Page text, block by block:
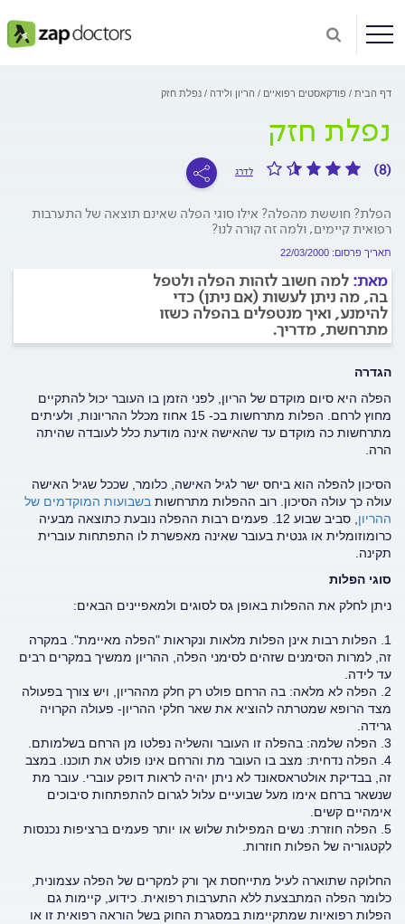
דף הבית פודקאסטים רפואיים הריון ולידה נפלת חזק
נפלת חזק
(8) לדרג
הפלת? חוששת מהפלה? אילו סוגי הפלה שאינם תוצאה של התערבות
רפואית קיימים, ולמה זה קורה לנו?
תאריך פרסום: 22/03/2000
מאת: למה חשוב לזהות הפלה ולטפל
בה, מה ניתן לעשות (אם ניתן) כדי
להימנע, ואיך מנטפלים בהפלה כשזו
מתרחשת, מדריך.
הגדרה
הפלה היא סיום מוקדם של הריון, לפני הזמן בו העובר יכול להתקיים
מחוץ לרחם. הפלות מתרחשות בכ- 15 אחוז מכלל ההריונות, ולעיתים
מתרחשות כה מוקדם עד שהאישה אינה מודעת כלל לעובדה שהיתה
הרה.
הסיכון להפלה הוא ביחס ישר לגיל האישה, כלומר, שככל שגיל האישה
עולה כך עולה הסיכון. רוב ההפלות מתרחשות בשבועות המוקדמים של
ההריון
, סביב שבוע 12. פעמים רבות ההפלה נובעת כתוצאה מבעיה
כרומוזומלית או גנטית בעובר שאינה מאפשרת לו התפתחות עוברית
תקינה.
סוגי הפלות
ניתן לחלק את ההפלות באופן גס לסוגים ולמאפיינים הבאים:
1. הפלות רבות אינן הפלות מלאות ונקראות "הפלה מאיימת". במקרה
זה, למרות הסימנים שזהים לסימני הפלה, ההריון ממשיך במקרים רבים
עד לידה.
2. הפלה לא מלאה: בה הרחם פולט רק חלק מההריון, ויש צורך בפעולה
מצד הרופא שמטרתה להוציא את שאר חלקי ההריון- פעולה הקרויה
גרידה.
3. הפלה שלמה: בהפלה זו העובר והשליה נפלטו מן הרחם בשלמותם.
4. הפלה נדחית: מצב בו העובר מת והרחם אינו פולט את תוכנו. במצב
זה, בבדיקת אולטראסאונד לא ניתן יהיה לראות דופק עוברי. עובר מת
שנשאר ברחם אימו מעל שבועיים עלול לגרום להתפתחות סיבוכים
אימהיים קשים.
5. הפלה חוזרת: נשים המפילות שלוש או יותר פעמים ברציפות נכנסות
לקטגוריה של הפלות חוזרות.
החלוקה שתוארה לעיל מתייחסת אך ורק למקרים של הפלה עצמונית,
כלומר הפלה המתבצעת ללא התערבות רפואית. כידוע, קיימות גם
הפלות רפואיות שמתקיימות במסגרת החוק בשל הוראה רפואית זו או